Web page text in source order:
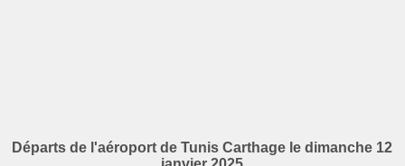
Départs de l'aéroport de Tunis Carthage le dimanche 12